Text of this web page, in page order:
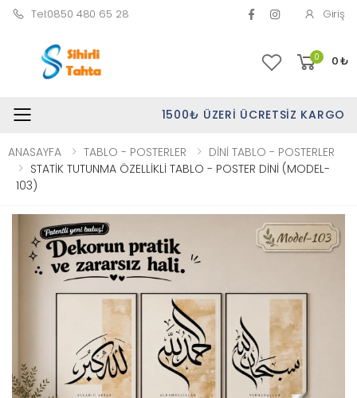
Tel:0850 480 65 28 Giriş
0 0₺
Toggle mobile menu1500₺ ÜZERI ÜCRETSIZ KARGO
ANASAYFA TABLO - POSTERLER
DİNİ TABLO - POSTERLER
STATİK TUTUNMA ÖZELLİKLİ TABLO - POSTER DİNİ (MODEL-
103)